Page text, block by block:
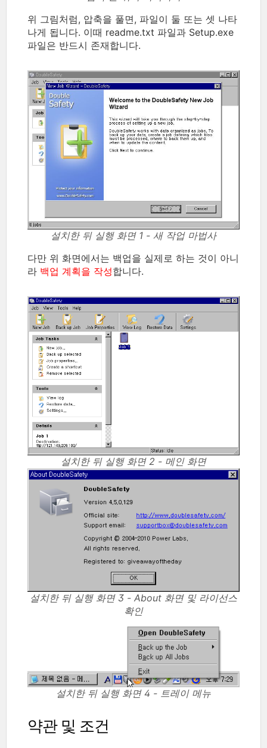
위 그림처럼, 압축을 풀면, 파일이 둘 또는 셋 나타
나게 됩니다. 이때 readme.txt 파일과 Setup.exe
파일은 반드시 존재합니다.
설치한 뒤 실행 화면 1 - 새 작업 마법사
다만 위 화면에서는 백업을 실제로 하는 것이 아니
라 백업 계획을 작성합니다.
설치한 뒤 실행 화면 2 - 메인 화면
설치한 뒤 실행 화면 3 - About 화면 및 라이선스
확인
설치한 뒤 실행 화면 4 - 트레이 메뉴
약관 및 조건